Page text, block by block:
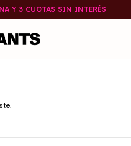
Y 3 CUOTAS SIN INTERÉS